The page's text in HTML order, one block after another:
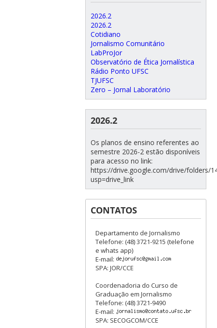
2026.2
2026.2
Cotidiano
Jornalismo Comunitário
LabProJor
Observatório de Ética Jornalística
Rádio Ponto UFSC
TJUFSC
Zero – Jornal Laboratório
2026.2
Os planos de ensino referentes ao
semestre 2026-2 estão disponíveis
para acesso no link:
https://drive.google.com/drive/folders/
usp=drive_link
CONTATOS
Departamento de Jornalismo
Telefone: (48) 3721-9215 (telefone
e whats app)
E-mail:
SPA: JOR/CCE
Coordenadoria do Curso de
Graduação em Jornalismo
Telefone: (48) 3721-9490
E-mail:
SPA: SECOGCOM/CCE